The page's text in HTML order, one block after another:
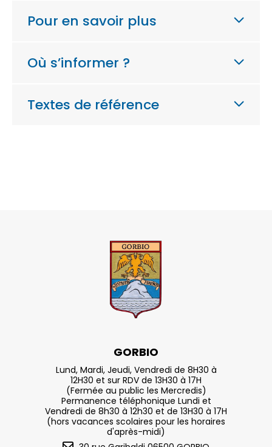
Pour en savoir plus
Où s’informer ?
Textes de référence
GORBIO
Lund, Mardi, Jeudi, Vendredi de 8H30 à
12H30 et sur RDV de 13H30 à 17H
(Fermée au public les Mercredis)
Permanence téléphonique Lundi et
Vendredi de 8h30 à 12h30 et de 13H30 à 17H
(hors vacances scolaires pour les horaires
d'après-midi)